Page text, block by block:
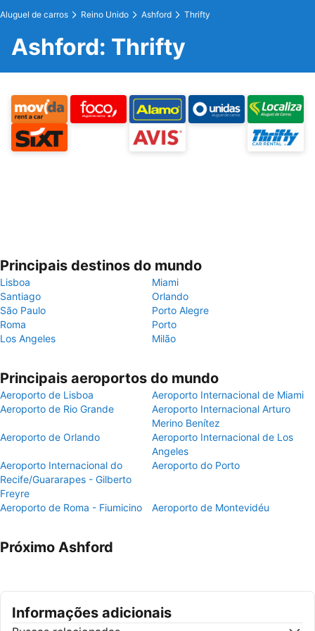
Aluguel de carros Reino Unido Ashford Thrifty
Ashford: Thrifty
Principais destinos do mundo
Lisboa
Miami
Santiago
Orlando
São Paulo
Porto Alegre
Roma
Porto
Los Angeles
Milão
Principais aeroportos do mundo
Aeroporto de Lisboa
Aeroporto Internacional de Miami
Aeroporto de Rio Grande
Aeroporto Internacional Arturo
Merino Benítez
Aeroporto de Orlando
Aeroporto Internacional de Los
Angeles
Aeroporto Internacional do
Recife/Guararapes - Gilberto
Freyre
Aeroporto do Porto
Aeroporto de Roma - Fiumicino Aeroporto de Montevidéu
Próximo Ashford
Informações adicionais